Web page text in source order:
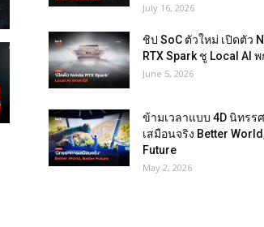
July 16, 2026
ชิป SoC ตัวใหม่ เปิดตัว
RTX Spark ชู Local AI
June 5, 2026
ข้ามเวลาแบบ 4D นิทรร
เสมือนจริง Better
Future
May 2, 2026